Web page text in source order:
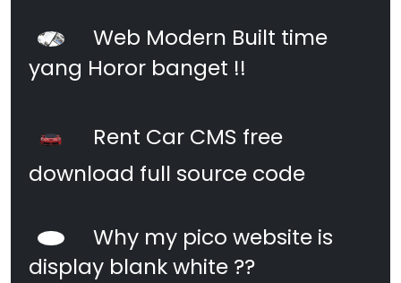
Web Modern Built time
yang Horor banget !!
Rent Car CMS free
download full source code
Why my pico website is
display blank white ??